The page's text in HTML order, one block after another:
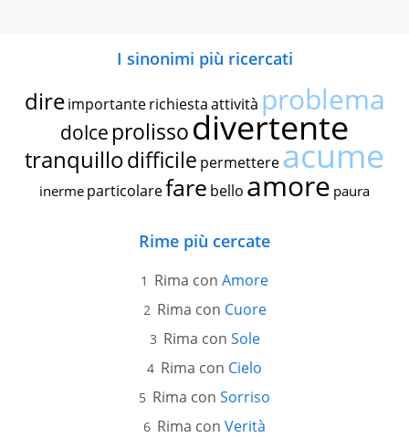
I sinonimi più ricercati
dire importante richiestaattività problema
dolce prolissodivertente
tranquillodifficile permettereacume
inerme particolarefare bello amore paura
Rime più cercate
Rima con Amore
Rima con Cuore
Rima con Sole
Rima con Cielo
Rima con Sorriso
Rima con Verità